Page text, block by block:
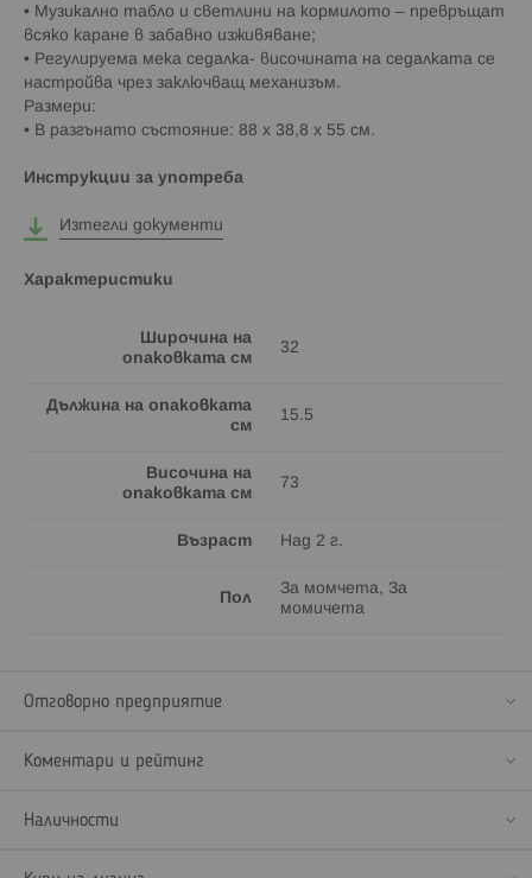
• Музикално табло и светлини на кормилото – превръщат
всяко каране в забавно изживяване;
• Регулируема мека седалка- височината на седалката се
настройва чрез заключващ механизъм.
Размери:
• В разгънато състояние: 88 x 38,8 x 55 см.
Инструкции за употреба
Изтегли документи
Характеристики
Широчина на
опаковката см
32
Дължина на опаковката
см
15.5
Височина на
опаковката см
73
Възраст Над 2 г.
Пол
За момчета, За
момичета
Отговорно предприятие
Коментари и рейтинг
Наличности